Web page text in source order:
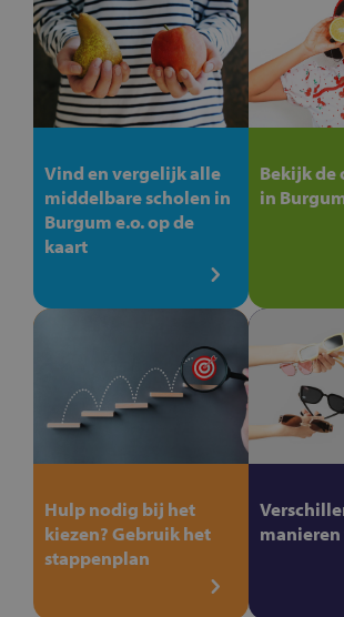
Vind en vergelijk alle
middelbare scholen in
Burgum e.o. op de
kaart
Bekijk de
in
Hulp nodig bij het
kiezen? Gebruik het
stappenplan